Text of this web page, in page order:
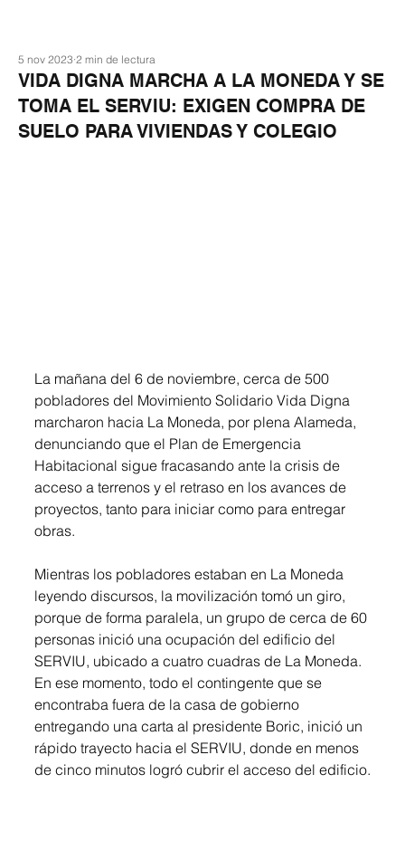
VIDA DIGNA MARCHA A LA MONEDA Y SE
TOMA EL SERVIU: EXIGEN COMPRA DE
SUELO PARA VIVIENDAS Y COLEGIO
5 nov 2023 2 min de lectura
La mañana del 6 de noviembre, cerca de 500
pobladores del Movimiento Solidario Vida Digna
marcharon hacia La Moneda, por plena Alameda,
denunciando que el Plan de Emergencia
Habitacional sigue fracasando ante la crisis de
acceso a terrenos y el retraso en los avances de
proyectos, tanto para iniciar como para entregar
obras.
Mientras los pobladores estaban en La Moneda
leyendo discursos, la movilización tomó un giro,
porque de forma paralela, un grupo de cerca de 60
personas inició una ocupación del edificio del
SERVIU, ubicado a cuatro cuadras de La Moneda.
En ese momento, todo el contingente que se
encontraba fuera de la casa de gobierno
entregando una carta al presidente Boric, inició un
rápido trayecto hacia el SERVIU, donde en menos
de cinco minutos logró cubrir el acceso del edificio.